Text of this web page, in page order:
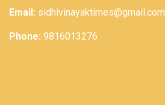
Email: sidhivinayaktimes@gmail.com
Phone: 9816013276